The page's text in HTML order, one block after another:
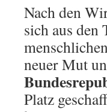
Nach den
sich aus
neuer Mut
Platz